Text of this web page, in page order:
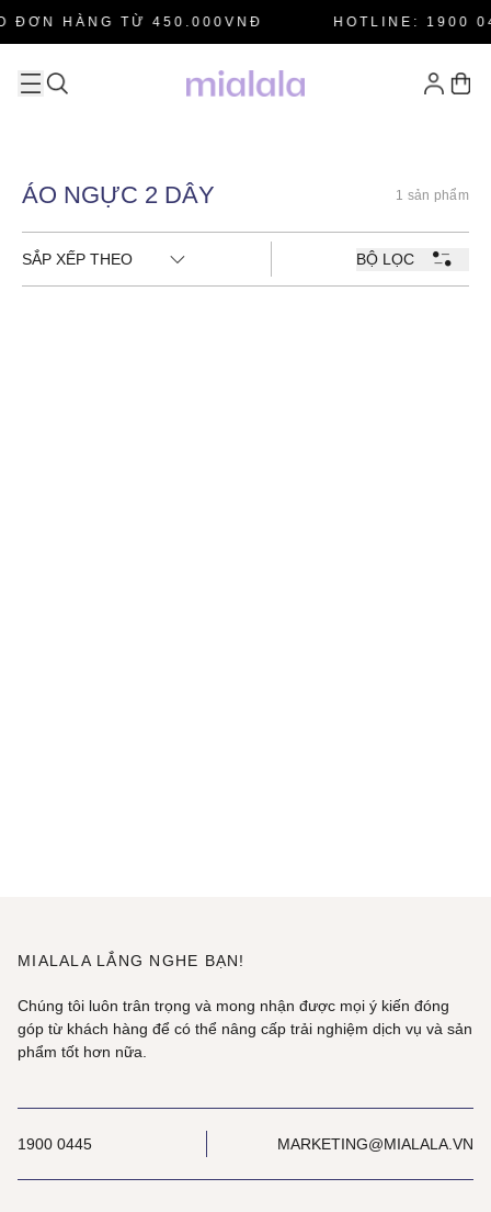
ĐƠN HÀNG TỪ 450.000VNĐ HOTLINE: 1900
ÁO NGỰC 2 DÂY 1 sản phẩm
SẮP XẾP THEO BỘ LỌC
MIALALA LẮNG NGHE BẠN!
Chúng tôi luôn trân trọng và mong nhận được mọi ý kiến đóng
góp từ khách hàng để có thể nâng cấp trải nghiệm dịch vụ và sản
phẩm tốt hơn nữa.
1900 0445 MARKETING@MIALALA.VN